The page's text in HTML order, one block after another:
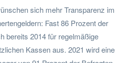
sich mehr Transparenz im
Fast 86 Prozent der
bereits 2014 für regelmäßige
Kassen aus. 2021 wird eine